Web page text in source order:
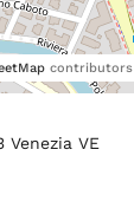
contributors
Venezia VE